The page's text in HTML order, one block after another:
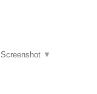
Screenshot ▼